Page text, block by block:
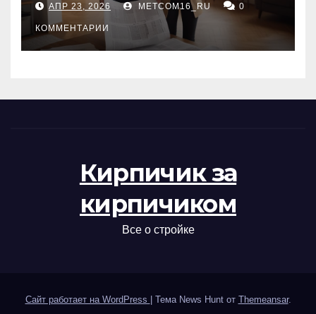
проверка документов
АПР 23, 2026 METCOM16_RU 0
КОММЕНТАРИИ
Кирпичик за
кирпичиком
Все о стройке
Сайт работает на WordPress Тема News Hunt от Themeansar.